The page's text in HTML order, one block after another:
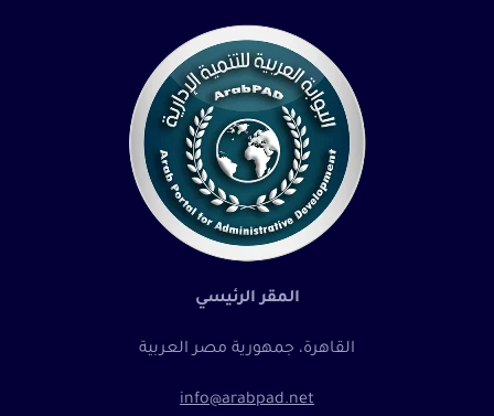
المقر الرئيسي
القاهرة، جمهورية مصر العربية
info@arabpad.net